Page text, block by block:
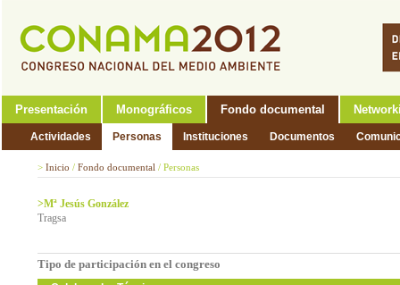
Presentación Monográficos Fondo documental
Actividades Personas Instituciones Documentos
> Inicio / Fondo documental / Personas
>Mª Jesús González
Tragsa
Tipo de participación en el congreso